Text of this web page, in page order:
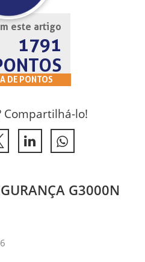
este artigo
1791
CLUB
DE PONTOS
Compartilhá-lo!
G3000N